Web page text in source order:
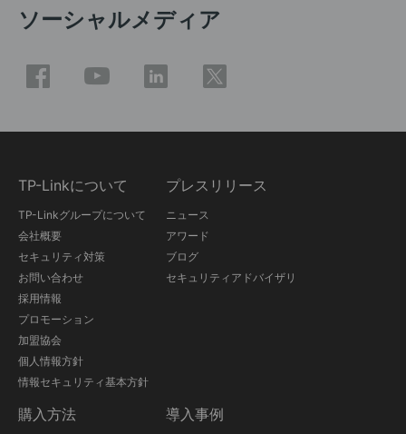
ソーシャルメディア
TP-Linkについて
TP-Linkグループについて
会社概要
セキュリティ対策
お問い合わせ
採用情報
プロモーション
加盟協会
個人情報方針
情報セキュリティ基本方針
プレスリリース
ニュース
アワード
ブログ
セキュリティアドバイザリ
購入方法 導入事例